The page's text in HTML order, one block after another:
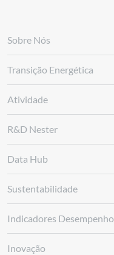
Sobre Nós
Transição Energética
Atividade
R&D Nester
Data Hub
Sustentabilidade
Indicadores Desempenho
Inovação